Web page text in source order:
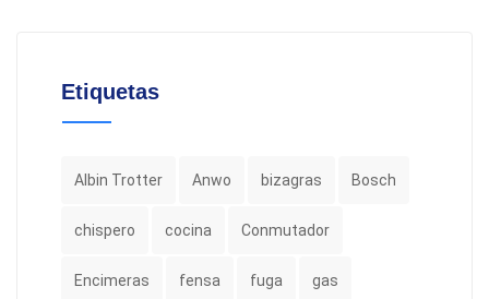
Etiquetas
Albin Trotter Anwo bizagras Bosch
chispero cocina Conmutador
Encimeras fensa fuga gas